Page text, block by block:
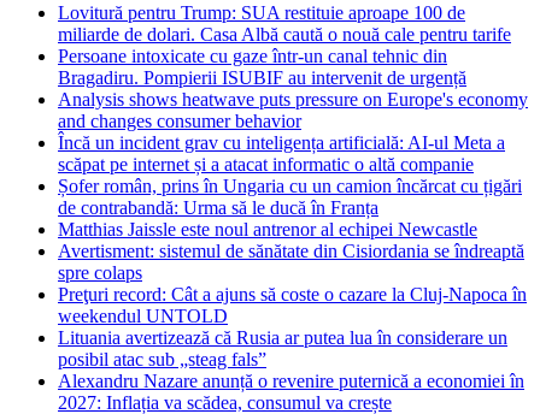
Lovitură pentru Trump: SUA restituie aproape 100 de
miliarde de dolari. Casa Albă caută o nouă cale pentru tarife
Persoane intoxicate cu gaze într-un canal tehnic din
Bragadiru. Pompierii ISUBIF au intervenit de urgență
Analysis shows heatwave puts pressure on Europe's economy
and changes consumer behavior
Încă un incident grav cu inteligența artificială: AI-ul Meta a
scăpat pe internet și a atacat informatic o altă companie
Șofer român, prins în Ungaria cu un camion încărcat cu țigări
de contrabandă: Urma să le ducă în Franța
Matthias Jaissle este noul antrenor al echipei Newcastle
Avertisment: sistemul de sănătate din Cisiordania se îndreaptă
spre colaps
Preţuri record: Cât a ajuns să coste o cazare la Cluj-Napoca în
weekendul UNTOLD
Lituania avertizează că Rusia ar putea lua în considerare un
posibil atac sub „steag fals”
Alexandru Nazare anunță o revenire puternică a economiei în
2027: Inflația va scădea, consumul va crește